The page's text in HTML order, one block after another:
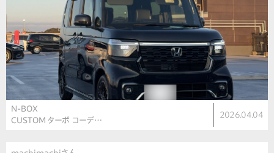
N-BOX
CUSTOM ターボ コーデ…
2026.04.04